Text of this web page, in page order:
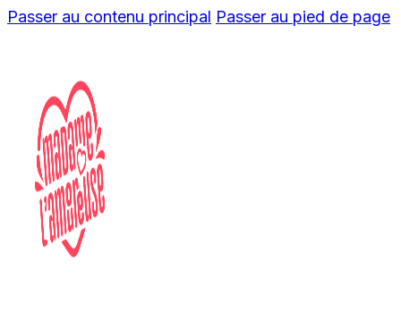
Passer au contenu principal Passer au pied de page